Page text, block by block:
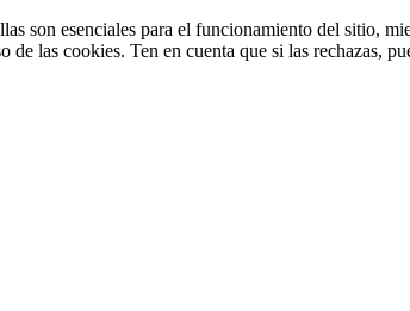
son esenciales para el funcionamiento del sitio,
las cookies. Ten en cuenta que si las rechazas,